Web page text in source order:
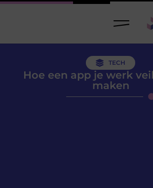
TECH
Hoe een app je werk
maken